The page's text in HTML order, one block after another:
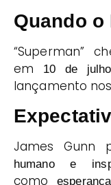
Quando o
“Superman”
em
10 de
lançamento nos
James Gunn
humano e
como